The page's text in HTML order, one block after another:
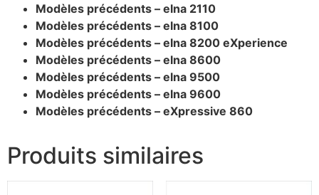
Modèles précédents – elna 2110
Modèles précédents – elna 8100
Modèles précédents – elna 8200 eXperience
Modèles précédents – elna 8600
Modèles précédents – elna 9500
Modèles précédents – elna 9600
Modèles précédents – eXpressive 860
Produits similaires